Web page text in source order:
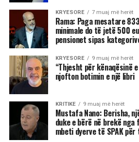
KRYESORE 7 muaj më herët
Rama: Paga mesatare
minimale do të jetë 500
pensionet sipas
KRYESORE 9 muaj më herët
“Thjesht për kënaqësinë
njofton botimin e një libri
KRITIKE 9 muaj më herët
Mustafa Nano: Berisha,
duke e bërë në brekë nga
mbeti dyerve të SPAK